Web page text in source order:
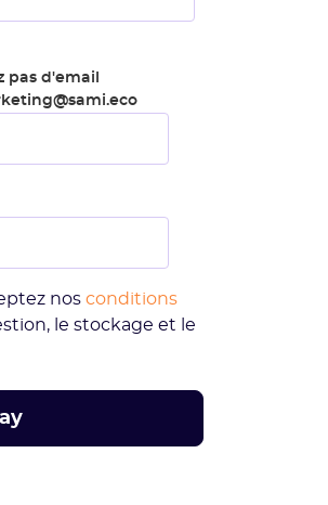
pas d'email
nosconditions
le stockage et le